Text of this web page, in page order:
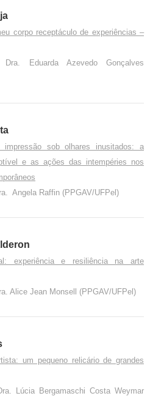
corpo receptáculo de experiências –
Eduarda Azevedo Gonçalves
sob olhares inusitados: a
e as ações das intempéries nos
Angela Raffin (PPGAV/UFPel)
experiência e resiliência na arte
Alice Jean Monsell (PPGAV/UFPel)
um pequeno relicário de grandes
Lúcia Bergamaschi Costa Weymar